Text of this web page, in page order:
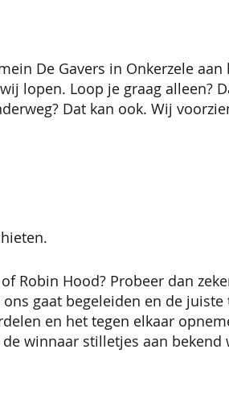
De Gavers in Onkerzele
lopen. Loop je graag alleen?
Dat kan ook. Wij
Robin Hood? Probeer dan
gaat begeleiden en de
en het tegen elkaar
winnaar stilletjes aan bekend